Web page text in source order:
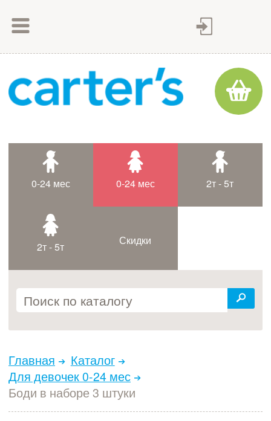
Как оплатить
Доставка товара
Контакты
0-24 мес 0-24 мес 2т - 5т
2т - 5т Скидки
Главная
Каталог
Для девочек 0-24 мес
Боди в наборе 3 штуки